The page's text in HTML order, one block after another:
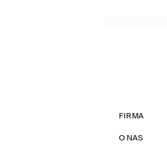
FIRMA
O NAS